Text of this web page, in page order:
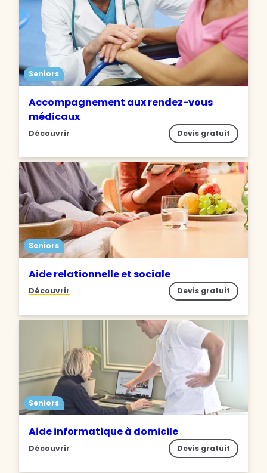
Seniors
Accompagnement aux rendez-vous
médicaux
Découvrir Devis gratuit
Seniors
Aide relationnelle et sociale
Découvrir Devis gratuit
Seniors
Aide informatique à domicile
Découvrir Devis gratuit